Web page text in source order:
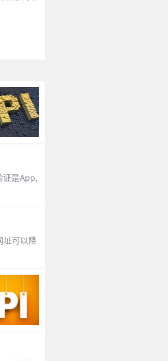
证是App,
址可以降